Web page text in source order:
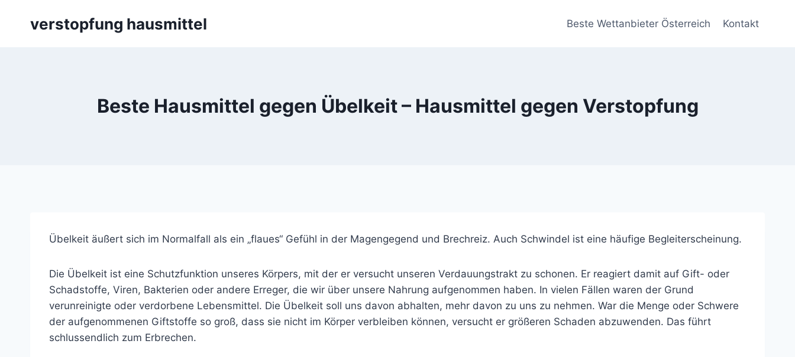
verstopfung hausmittel Beste Wettanbieter Österreich Kontakt
Beste Hausmittel gegen Übelkeit – Hausmittel gegen Verstopfung
Übelkeit äußert sich im Normalfall als ein „flaues“ Gefühl in der Magengegend und Brechreiz. Auch Schwindel ist eine häufige Begleiterscheinung.
Die Übelkeit ist eine Schutzfunktion unseres Körpers, mit der er versucht unseren Verdauungstrakt zu schonen. Er reagiert damit auf Gift- oder
Schadstoffe, Viren, Bakterien oder andere Erreger, die wir über unsere Nahrung aufgenommen haben. In vielen Fällen waren der Grund
verunreinigte oder verdorbene Lebensmittel. Die Übelkeit soll uns davon abhalten, mehr davon zu uns zu nehmen. War die Menge oder Schwere
der aufgenommenen Giftstoffe so groß, dass sie nicht im Körper verbleiben können, versucht er größeren Schaden abzuwenden. Das führt
schlussendlich zum Erbrechen.